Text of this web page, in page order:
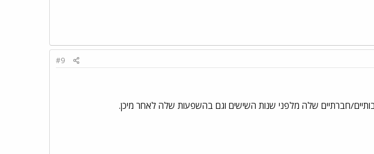
#9
חברתיים שלה מלפני שנות השישים וגם בהשפעות שלה לאחר מיכן.